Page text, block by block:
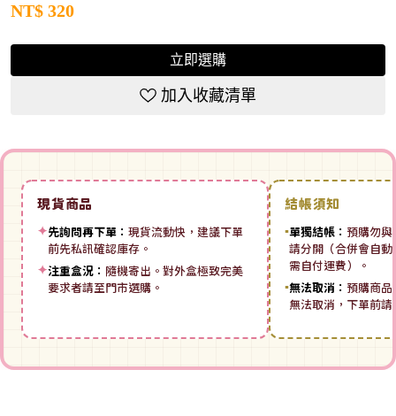
NT$ 320
立即選購
加入收藏清單
現貨商品
✦先詢問再下單： 現貨流動快，建議下單
前先私訊確認庫存。
✦注重盒況： 隨機寄出。對外盒極致完美
要求者請至門市選購。
結帳須知
▪單獨結帳： 預購勿與
請分開（合併會自
需自付運費）。
▪無法取消： 預購商品
無法取消，下單前